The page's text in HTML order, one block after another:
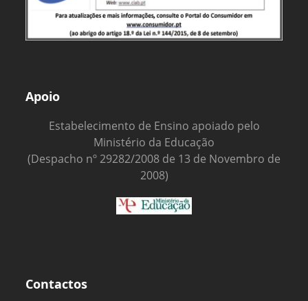
Apoio
Estabelecimento de Ensino apoiado pelo
Ministério da Educação
(Despacho nº 29282/2008 de 13 de Novembro de
2008)
Contactos